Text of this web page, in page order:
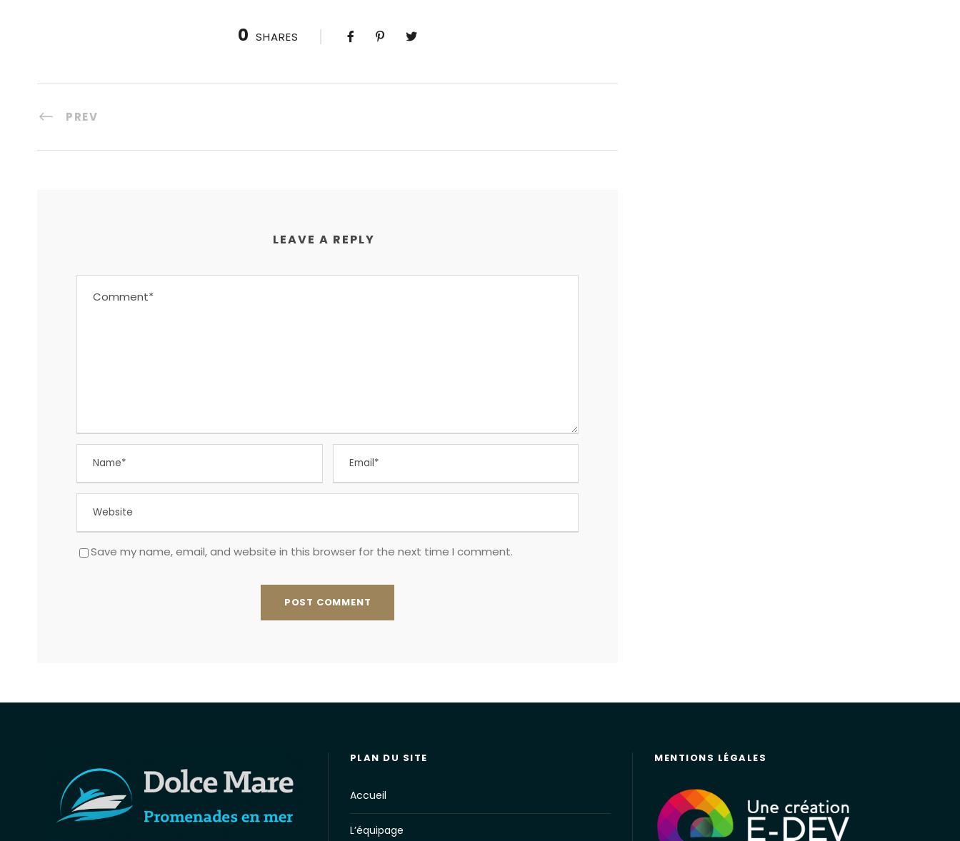
0 SHARES
PREV
LEAVE A REPLY
Save my name, email, and website in this browser for the next time I comment.
PLAN DU SITE
Accueil
L’équipage
MENTIONS LÉGALES